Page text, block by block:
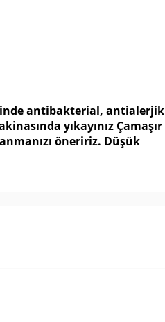
antibakterial, antialerjik
yıkayınız Çamaşır
öneririz. Düşük